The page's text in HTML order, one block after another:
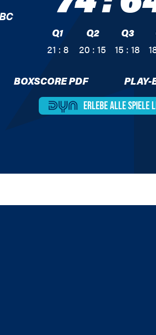
Q1
21 : 8
Q2
20 : 15
Q3
15 : 18
BOXSCORE PDF PLAY-
ERLEBE ALLESPIELE